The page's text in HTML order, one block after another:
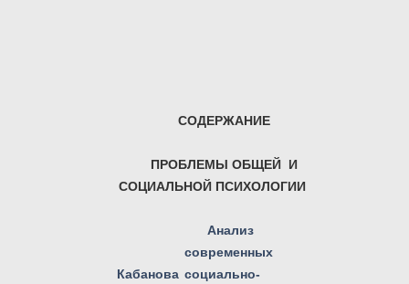
СОДЕРЖАНИЕ
ПРОБЛЕМЫ ОБЩЕЙ И
СОЦИАЛЬНОЙ ПСИХОЛОГИИ
Кабанова
Анализ
современных
социально-